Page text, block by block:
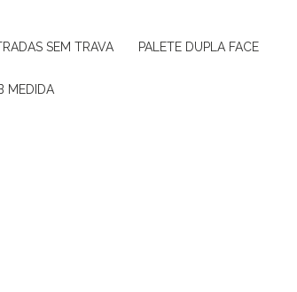
SEM TRAVA PALETE DUPLA FACE
MEDIDA